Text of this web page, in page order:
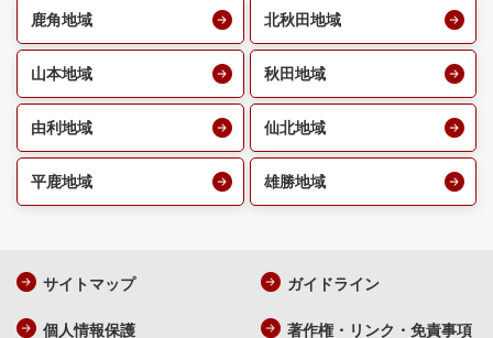
鹿角地域 北秋田地域
山本地域 秋田地域
由利地域 仙北地域
平鹿地域 雄勝地域
サイトマップ ガイドライン
個人情報保護 著作権・リンク・免責事項